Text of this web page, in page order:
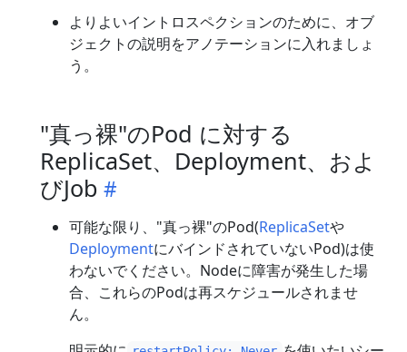
よりよいイントロスペクションのために、オブ
ジェクトの説明をアノテーションに入れましょ
う。
"真っ裸"のPod に対する
ReplicaSet、Deployment、およ
びJob
可能な限り、"真っ裸"のPod(ReplicaSetや
DeploymentにバインドされていないPod)は使
わないでください。Nodeに障害が発生した場
合、これらのPodは再スケジュールされませ
ん。